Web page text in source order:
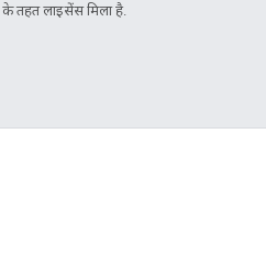
के तहत लाइसेंस मिला है.